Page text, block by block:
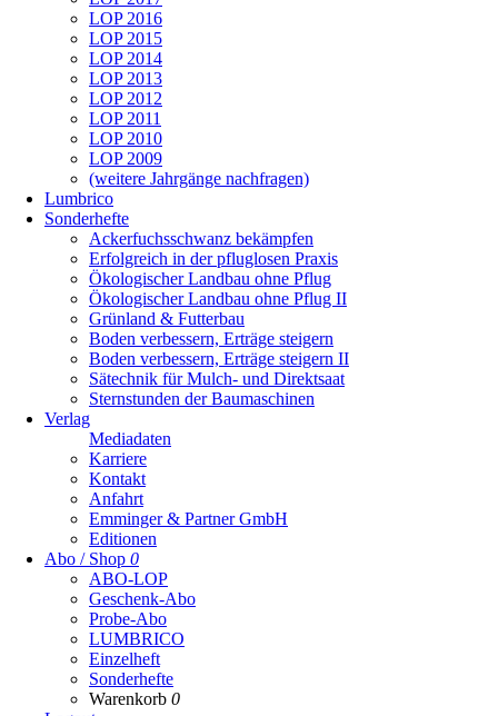
LOP 2016
LOP 2015
LOP 2014
LOP 2013
LOP 2012
LOP 2011
LOP 2010
LOP 2009
(weitere Jahrgänge nachfragen)
Lumbrico
Sonderhefte
Ackerfuchsschwanz bekämpfen
Erfolgreich in der pfluglosen Praxis
Ökologischer Landbau ohne Pflug
Ökologischer Landbau ohne Pflug II
Grünland & Futterbau
Boden verbessern, Erträge steigern
Boden verbessern, Erträge steigern II
Sätechnik für Mulch- und Direktsaat
Sternstunden der Baumaschinen
Verlag
Mediadaten
Karriere
Kontakt
Anfahrt
Emminger & Partner GmbH
Editionen
Abo / Shop 0
ABO-LOP
Geschenk-Abo
Probe-Abo
LUMBRICO
Einzelheft
Sonderhefte
Warenkorb 0